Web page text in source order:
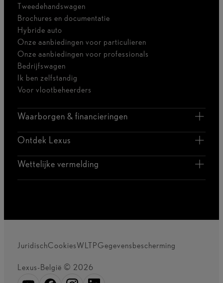
Tweedehandswagen
Brochures en documentatie
Hybride auto
Onze aanbiedingen voor particulieren
Onze aanbiedingen voor professionals
Bedrijfswagen
Ik ben zelfstandig
Voor vlootbeheerders
Waarborgen & financieringen
Ontdek Lexus
Wettelijke vermelding
JuridischCookiesWLTPGegevensbescherming
Lexus-België © 2026